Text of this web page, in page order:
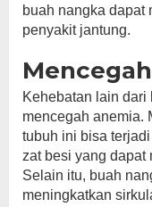
buah nangka dapat
penyakit jantung.
Kehebatan lain
mencegah anemia.
tubuh ini bisa
zat besi yang dapat
Selain itu, buah
meningkatkan